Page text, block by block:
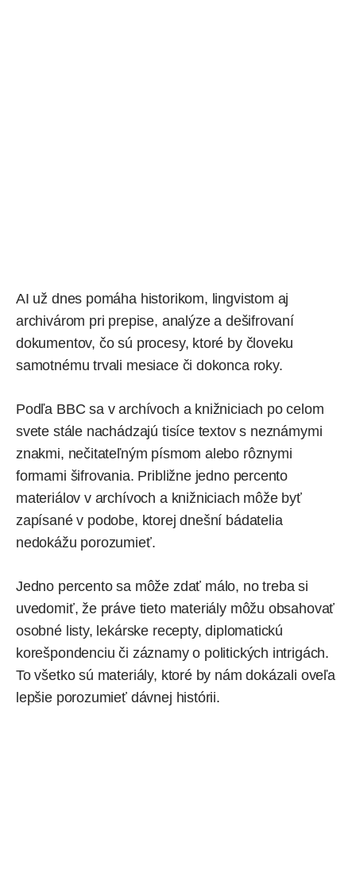
AI už dnes pomáha historikom, lingvistom aj
archivárom pri prepise, analýze a dešifrovaní
dokumentov, čo sú procesy, ktoré by človeku
samotnému trvali mesiace či dokonca roky.
Podľa BBC sa v archívoch a knižniciach po celom
svete stále nachádzajú tisíce textov s neznámymi
znakmi, nečitateľným písmom alebo rôznymi
formami šifrovania. Približne jedno percento
materiálov v archívoch a knižniciach môže byť
zapísané v podobe, ktorej dnešní bádatelia
nedokážu porozumieť.
Jedno percento sa môže zdať málo, no treba si
uvedomiť, že práve tieto materiály môžu obsahovať
osobné listy, lekárske recepty, diplomatickú
korešpondenciu či záznamy o politických intrigách.
To všetko sú materiály, ktoré by nám dokázali oveľa
lepšie porozumieť dávnej histórii.